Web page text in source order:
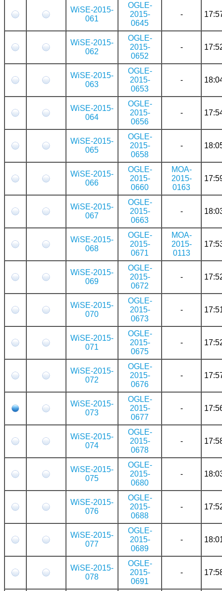
WiSE-2015-
061
OGLE-
2015-
0645
-
WiSE-2015-
062
OGLE-
2015-
0652
-
WiSE-2015-
063
OGLE-
2015-
0653
-
WiSE-2015-
064
OGLE-
2015-
0656
-
WiSE-2015-
065
OGLE-
2015-
0658
-
WiSE-2015-
066
OGLE-
2015-
0660
MOA-
2015-
0163
WiSE-2015-
067
OGLE-
2015-
0663
-
WiSE-2015-
068
OGLE-
2015-
0671
MOA-
2015-
0113
WiSE-2015-
069
OGLE-
2015-
0672
-
WiSE-2015-
070
OGLE-
2015-
0673
-
WiSE-2015-
071
OGLE-
2015-
0675
-
WiSE-2015-
072
OGLE-
2015-
0676
-
WiSE-2015-
073
OGLE-
2015-
0677
-
WiSE-2015-
074
OGLE-
2015-
0678
-
WiSE-2015-
075
OGLE-
2015-
0680
-
WiSE-2015-
076
OGLE-
2015-
0688
-
WiSE-2015-
077
OGLE-
2015-
0689
-
WiSE-2015-
078
OGLE-
2015-
0691
-